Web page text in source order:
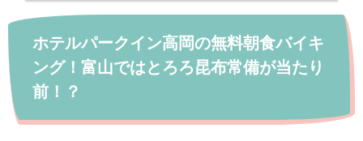
ホテルパークイン高岡の無料朝食バイキ
ング！富山ではとろろ昆布常備が当たり
前！？